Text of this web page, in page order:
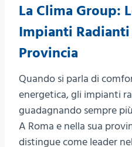
La Clima Group:
Impianti Radianti
Provincia
Quando si parla di
energetica, gli impianti
guadagnando sempre
A Roma e nella sua
distingue come leader